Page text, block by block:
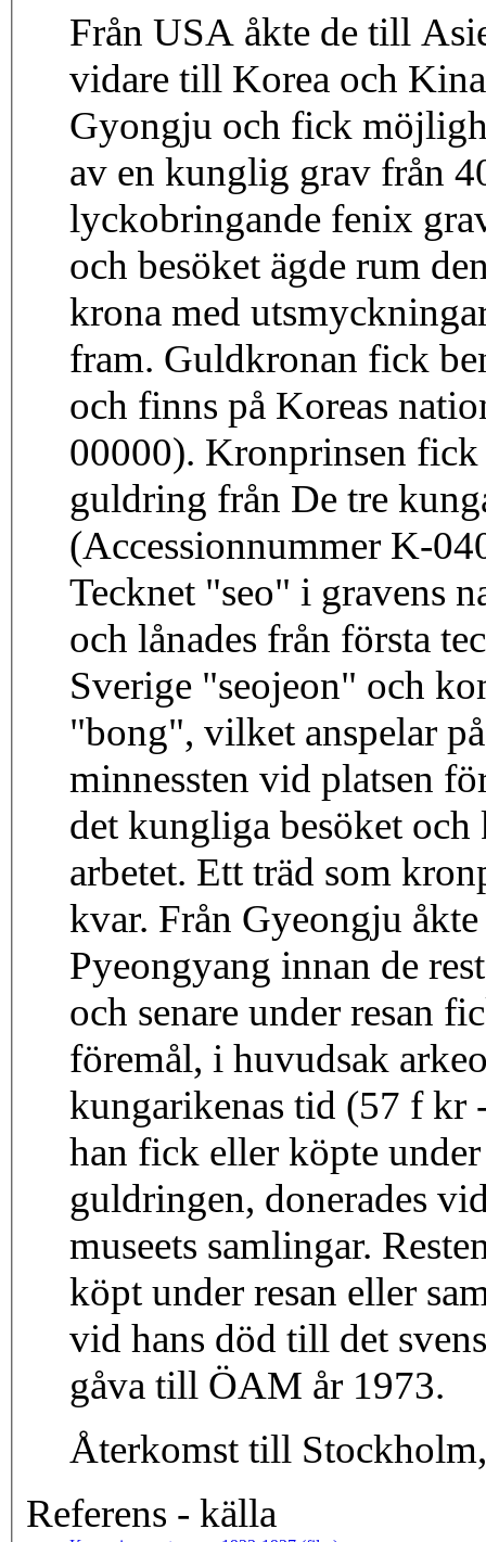
Från USA åkte de till
vidare till Korea och
Gyongju och fick
av en kunglig grav från
lyckobringande fenix
och besöket ägde rum
krona med
fram. Guldkronan fick
och finns på Koreas
00000). Kronprinsen
guldring från De tre
(Accessionnummer K-
Tecknet "seo" i gravens
och lånades från första
Sverige "seojeon" och
"bong", vilket anspelar
minnessten vid platsen
det kungliga besöket
arbetet. Ett träd som
kvar. Från Gyeongju
Pyeongyang innan de
och senare under resan
föremål, i huvudsak
kungarikenas tid (57 f kr
han fick eller köpte
guldringen, donerades
museets samlingar.
köpt under resan eller
vid hans död till det
gåva till ÖAM år 1973.
Återkomst till
Referens - källa